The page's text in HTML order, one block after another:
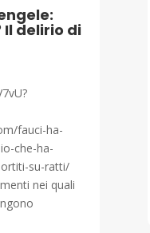
Il delirio di
fauci-ha-
che-ha-
su-ratti/
nei quali